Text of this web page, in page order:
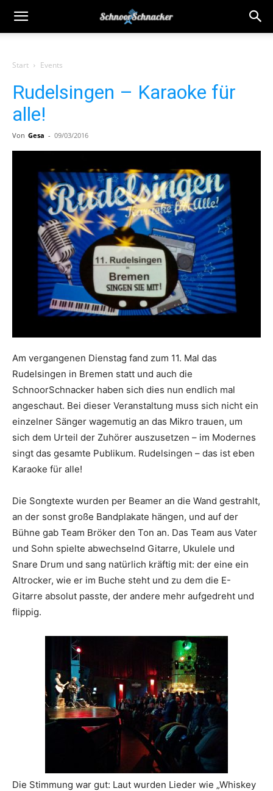
Start Events
Rudelsingen – Karaoke für
alle!
Von Gesa - 09/03/2016
Am vergangenen Dienstag fand zum 11. Mal das
Rudelsingen in Bremen statt und auch die
SchnoorSchnacker haben sich dies nun endlich mal
angeschaut. Bei dieser Veranstaltung muss sich nicht ein
einzelner Sänger wagemutig an das Mikro trauen, um
sich dem Urteil der Zuhörer auszusetzen – im Modernes
singt das gesamte Publikum. Rudelsingen – das ist eben
Karaoke für alle!
Die Songtexte wurden per Beamer an die Wand gestrahlt,
an der sonst große Bandplakate hängen, und auf der
Bühne gab Team Bröker den Ton an. Das Team aus Vater
und Sohn spielte abwechselnd Gitarre, Ukulele und
Snare Drum und sang natürlich kräftig mit: der eine ein
Altrocker, wie er im Buche steht und zu dem die E-
Gitarre absolut passte, der andere mehr aufgedreht und
flippig.
Die Stimmung war gut: Laut wurden Lieder wie „Whiskey